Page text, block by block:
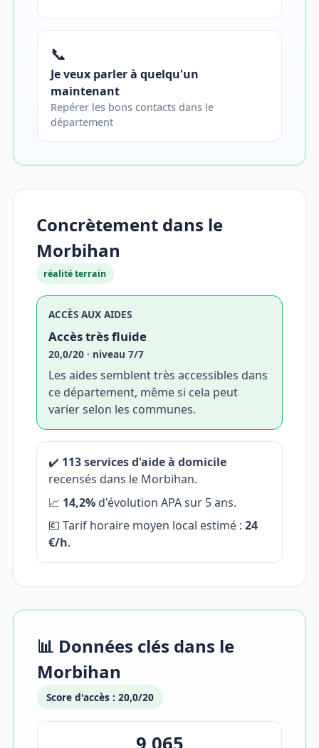
📞
Je veux parler à quelqu'un
maintenant
Repérer les bons contacts dans le
département
Concrètement dans le
Morbihan
réalité terrain
ACCÈS AUX AIDES
Accès très fluide
20,0/20 · niveau 7/7
Les aides semblent très accessibles dans
ce département, même si cela peut
varier selon les communes.
✔️ 113 services d'aide à domicile
recensés dans le Morbihan.
📈 14,2% d'évolution APA sur 5 ans.
💶 Tarif horaire moyen local estimé : 24
€/h.
📊 Données clés dans le
Morbihan
Score d'accès : 20,0/20